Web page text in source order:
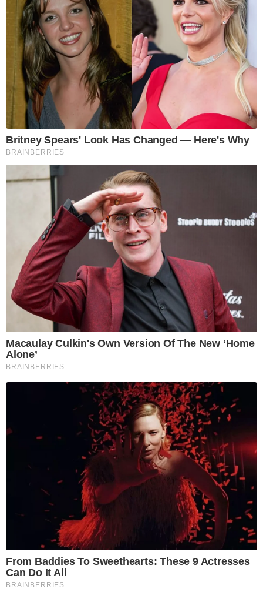
Britney Spears' Look Has Changed — Here's Why
BRAINBERRIES
Macaulay Culkin's Own Version Of The New ‘Home
Alone’
BRAINBERRIES
From Baddies To Sweethearts: These 9 Actresses
Can Do It All
BRAINBERRIES